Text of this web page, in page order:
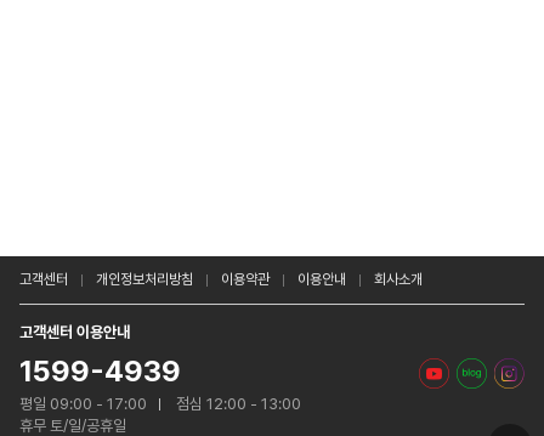
고객센터 개인정보처리방침 이용약관 이용안내 회사소개
고객센터 이용안내
1599-4939
평일 09:00 - 17:00
점심 12:00 - 13:00
휴무 토/일/공휴일